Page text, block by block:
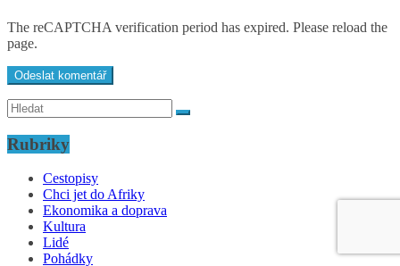
The reCAPTCHA verification period has expired. Please reload the
page.
Rubriky
Cestopisy
Chci jet do Afriky
Ekonomika a doprava
Kultura
Lidé
Pohádky